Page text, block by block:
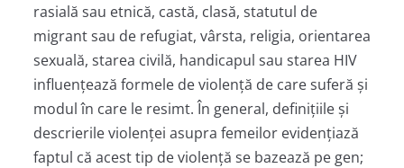
rasială sau etnică, castă, clasă, statutul de
migrant sau de refugiat, vârsta, religia, orientarea
sexuală, starea civilă, handicapul sau starea HIV
influențează formele de violență de care suferă și
modul în care le resimt. În general, definițiile și
descrierile violenței asupra femeilor evidențiază
faptul că acest tip de violență se bazează pe gen;